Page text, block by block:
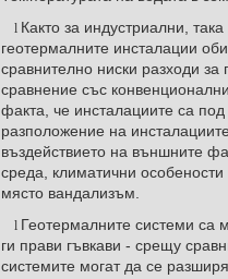
l Както за индустриални,
геотермалните инсталации
сравнително ниски разходи за
сравнение със
факта, че инсталациите са
разположение на
въздействието на външните
среда, климатични
място вандализъм.
l Геотермалните системи са
ги прави гъвкави - срещу
системите могат да се